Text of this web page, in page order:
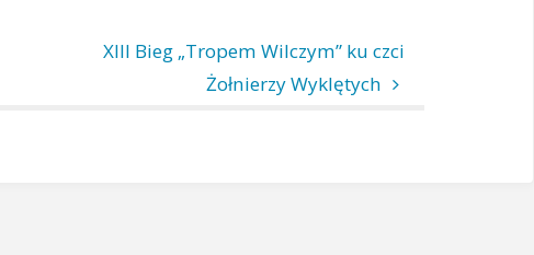
XIII Bieg „Tropem Wilczym” ku czci
Żołnierzy Wyklętych